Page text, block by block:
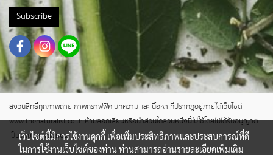
Subscribe
สงวนสิทธิ์ทุกภาพถ่าย ภาพกราฟฟิค บทความ และเนื้อหา ที่ปรากฎอยู่ภายใต้เว็บไซต์
www.thenaturalist.co.th ห้ามลอกเลียนหรือนำส่วนใดส่วนหนึ่งนี้ไปใช้โดยไม่ได้รับอนุญาต
เป็นลายลักษณ์อักษร
เว็บไซต์นี้มีการใช้งานคุกกี้ เพื่อเพิ่มประสิทธิภาพและประสบการณ์ที่ดี
ในการใช้งานเว็บไซต์ของท่าน ท่านสามารถอ่านรายละเอียดเพิ่มเติม